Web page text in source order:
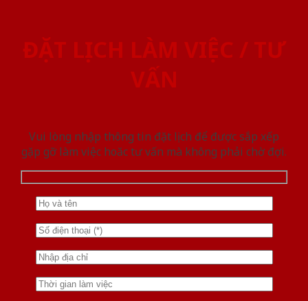
ĐẶT LỊCH LÀM VIỆC / TƯ
VẤN
Vui lòng nhập thông tin đặt lịch để được sắp xếp
gặp gỡ làm việc hoăc tư vấn mà không phải chờ đợi.